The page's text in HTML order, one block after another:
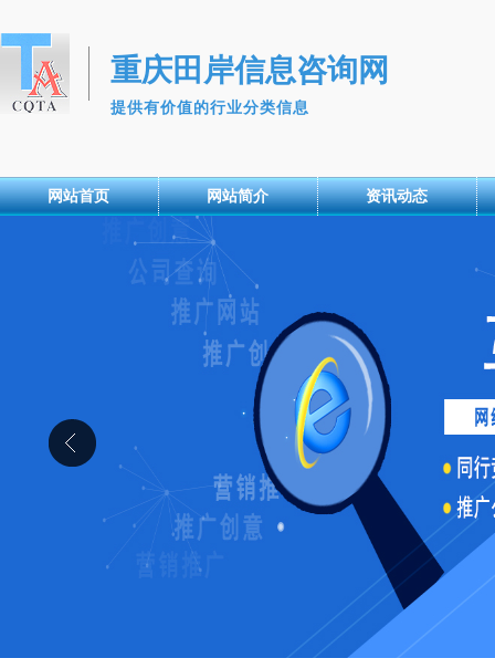
重庆田岸信息咨询网
提供有价值的行业分类信息
网站首页 网站简介 资讯动态